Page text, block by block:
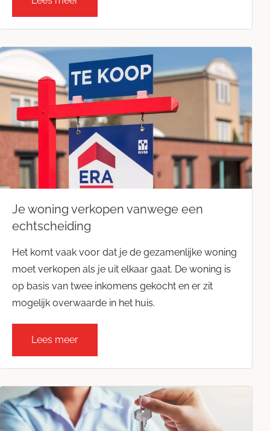
Je woning verkopen vanwege een
echtscheiding
Het komt vaak voor dat je de gezamenlijke woning
moet verkopen als je uit elkaar gaat. De woning is
op basis van twee inkomens gekocht en er zit
mogelijk overwaarde in het huis.
Lees meer